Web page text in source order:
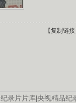
【复制链接
纪录片片库 央视精品纪